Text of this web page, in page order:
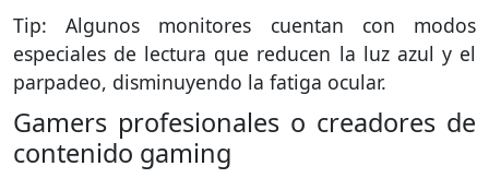
Tip: Algunos monitores cuentan con modos
especiales de lectura que reducen la luz azul y el
parpadeo, disminuyendo la fatiga ocular.
Gamers profesionales o creadores de
contenido gaming